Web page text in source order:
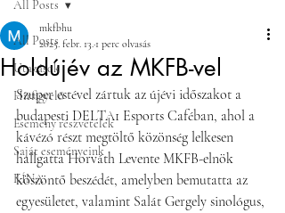
All Posts
Utazások
Hírfigyelő
Esemény részvételek
Saját eseményeink
KÍNA
All Posts
Holdújév az MKFB-vel
mkfbhu
2025. febr. 13. 1 perc olvasás
Szuper estével zártuk az újévi időszakot a
budapesti DELTA1 Esports Caféban, ahol a
kávézó részt megtöltő közönség lelkesen
hallgatta Horváth Levente MKFB-elnök
köszöntő beszédét, amelyben bemutatta az
egyesületet, valamint Salát Gergely sinológus,